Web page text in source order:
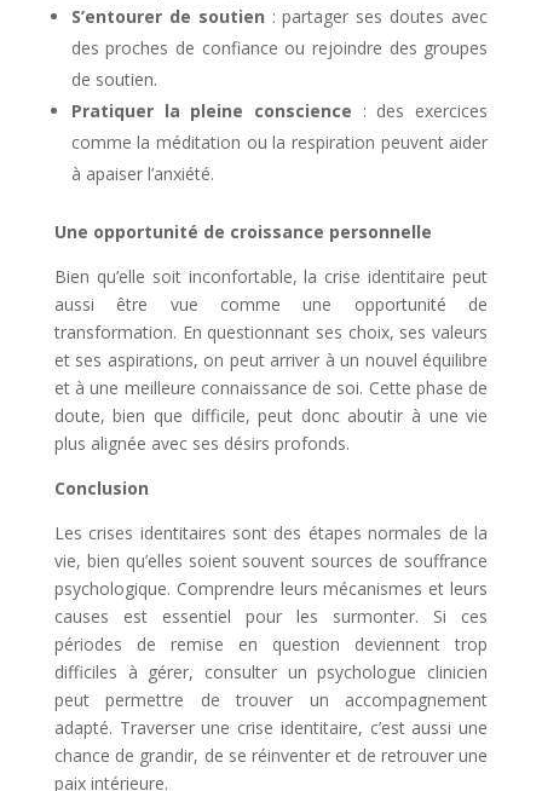
S’entourer de soutien : partager ses doutes avec
des proches de confiance ou rejoindre des groupes
de soutien.
Pratiquer la pleine conscience : des exercices
comme la méditation ou la respiration peuvent aider
à apaiser l’anxiété.
Une opportunité de croissance personnelle
Bien qu’elle soit inconfortable, la crise identitaire peut
aussi être vue comme une opportunité de
transformation. En questionnant ses choix, ses valeurs
et ses aspirations, on peut arriver à un nouvel équilibre
et à une meilleure connaissance de soi. Cette phase de
doute, bien que difficile, peut donc aboutir à une vie
plus alignée avec ses désirs profonds.
Conclusion
Les crises identitaires sont des étapes normales de la
vie, bien qu’elles soient souvent sources de souffrance
psychologique. Comprendre leurs mécanismes et leurs
causes est essentiel pour les surmonter. Si ces
périodes de remise en question deviennent trop
difficiles à gérer, consulter un psychologue clinicien
peut permettre de trouver un accompagnement
adapté. Traverser une crise identitaire, c’est aussi une
chance de grandir, de se réinventer et de retrouver une
paix intérieure.